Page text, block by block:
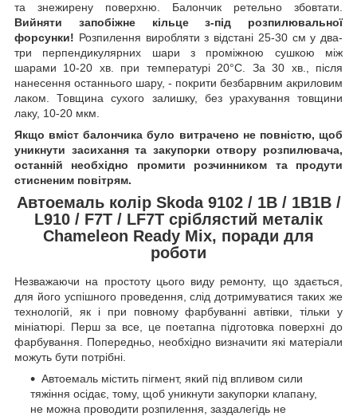
та знежирену поверхню. Балончик ретельно збовтати.
Вийняти запобіжне кільце з-під розпилювальної
форсунки! Розпилення виробляти з відстані 25-30 см у два-
три перпендикулярних шари з проміжною сушкою між
шарами 10-20 хв. при температурі 20°C. За 30 хв., після
нанесення останнього шару, - покрити безбарвним акриловим
лаком. Товщина сухого залишку, без урахування товщини
лаку, 10-20 мкм.
Якщо вміст балончика було витрачено не повністю, щоб
уникнути засихання та закупорки отвору розпилювача,
останній необхідно промити розчинником та продути
стисненим повітрям.
Автоемаль колір Skoda 9102 / 1B / 1B1B /
L910 / F7T / LF7T сріблястий металік
Chameleon Ready Mix, поради для
роботи
Незважаючи на простоту цього виду ремонту, що здається,
для його успішного проведення, слід дотримуватися таких же
технологій, як і при повному фарбуванні автівки, тільки у
мініатюрі. Перш за все, це поетапна підготовка поверхні до
фарбування. Попередньо, необхідно визначити які матеріали
можуть бути потрібні.
Автоемаль містить пігмент, який під впливом сили
тяжіння осідає, тому, щоб уникнути закупорки клапану,
не можна проводити розпилення, заздалегідь не